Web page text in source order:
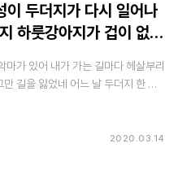
가 있어 내가 가는 길마다 헤살부리
2020.03.14